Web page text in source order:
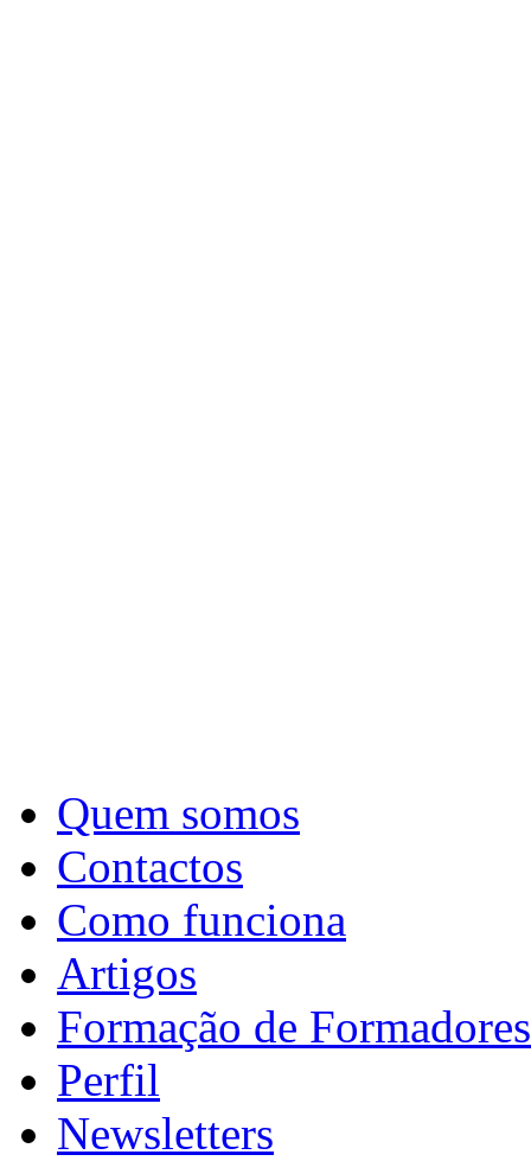
Quem somos
Contactos
Como funciona
Artigos
Formação de Formadores
Perfil
Newsletters